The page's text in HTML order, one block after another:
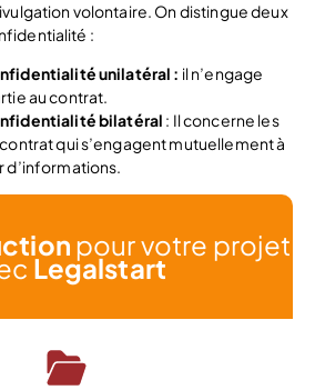
volontaire. On distingue deux
:
unilatéral : il n’engage
au contrat.
bilatéral : Il concerne les
qui s’engagent mutuellement à
d’informations.
pour votre projet
Legalstart